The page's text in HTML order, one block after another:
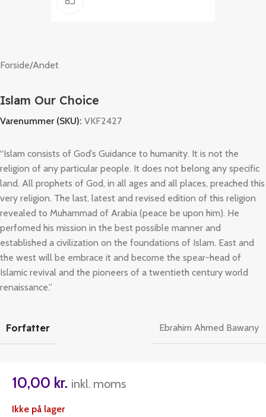
Forside/Andet
Islam Our Choice
Varenummer (SKU): VKF2427
“Islam consists of God’s Guidance to humanity. It is not the
religion of any particular people. It does not belong any specific
land. All prophets of God, in all ages and all places, preached this
very religion. The last, latest and revised edition of this religion
revealed to Muhammad of Arabia (peace be upon him). He
perfomed his mission in the best possible manner and
established a civilization on the foundations of Islam. East and
the west will be embrace it and become the spear-head of
Islamic revival and the pioneers of a twentieth century world
renaissance.”
Forfatter Ebrahim Ahmed Bawany
10,00 kr. inkl. moms
Ikke på lager